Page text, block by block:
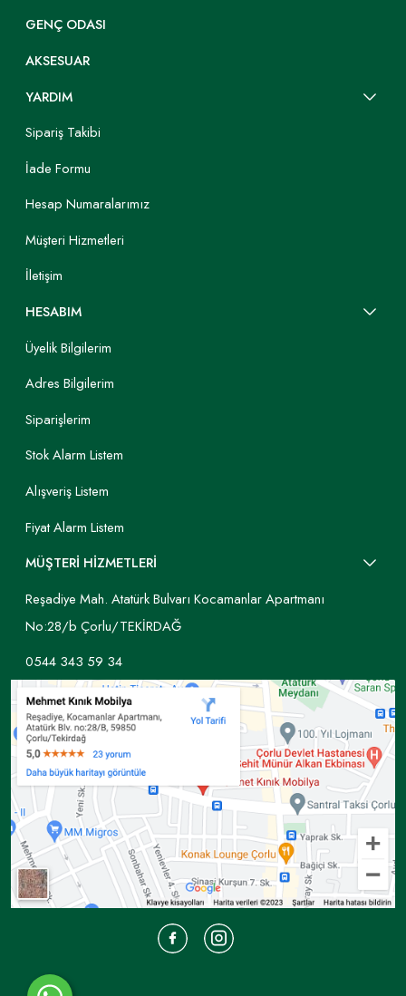
GENÇ ODASI
AKSESUAR
YARDIM
Sipariş Takibi
İade Formu
Hesap Numaralarımız
Müşteri Hizmetleri
İletişim
HESABIM
Üyelik Bilgilerim
Adres Bilgilerim
Siparişlerim
Stok Alarm Listem
Alışveriş Listem
Fiyat Alarm Listem
MÜŞTERİ HİZMETLERİ
Reşadiye Mah. Atatürk Bulvarı Kocamanlar Apartmanı
No:28/b Çorlu/TEKİRDAĞ
0544 343 59 34